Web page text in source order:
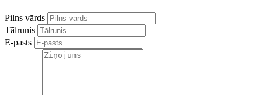
Pilns vārds
Tālrunis
E-pasts